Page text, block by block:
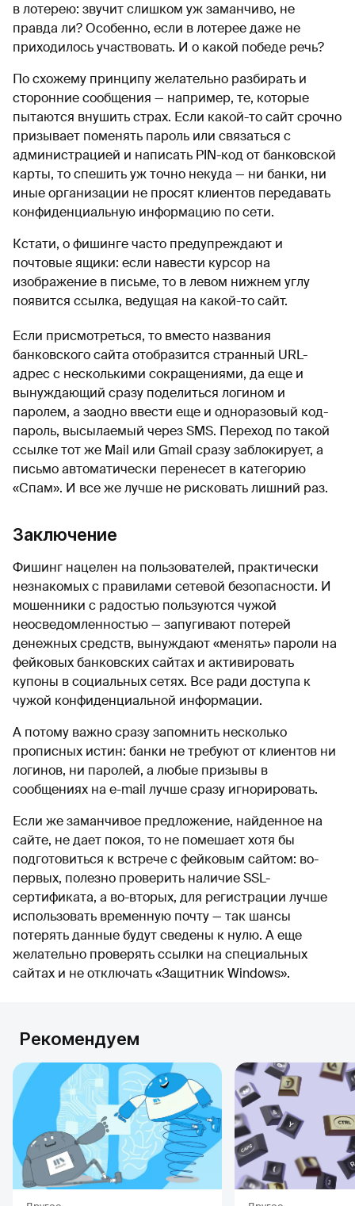
в лотерею: звучит слишком уж заманчиво, не
правда ли? Особенно, если в лотерее даже не
приходилось участвовать. И о какой победе речь?
По схожему принципу желательно разбирать и
сторонние сообщения — например, те, которые
пытаются внушить страх. Если какой-то сайт срочно
призывает поменять пароль или связаться с
администрацией и написать PIN-код от банковской
карты, то спешить уж точно некуда — ни банки, ни
иные организации не просят клиентов передавать
конфиденциальную информацию по сети.
Кстати, о фишинге часто предупреждают и
почтовые ящики: если навести курсор на
изображение в письме, то в левом нижнем углу
появится ссылка, ведущая на какой-то сайт.
Если присмотреться, то вместо названия
банковского сайта отобразится странный URL-
адрес с несколькими сокращениями, да еще и
вынуждающий сразу поделиться логином и
паролем, а заодно ввести еще и одноразовый код-
пароль, высылаемый через SMS. Переход по такой
ссылке тот же Mail или Gmail сразу заблокирует, а
письмо автоматически перенесет в категорию
«Спам». И все же лучше не рисковать лишний раз.
Заключение
Фишинг нацелен на пользователей, практически
незнакомых с правилами сетевой безопасности. И
мошенники с радостью пользуются чужой
неосведомленностью — запугивают потерей
денежных средств, вынуждают «менять» пароли на
фейковых банковских сайтах и активировать
купоны в социальных сетях. Все ради доступа к
чужой конфиденциальной информации.
А потому важно сразу запомнить несколько
прописных истин: банки не требуют от клиентов ни
логинов, ни паролей, а любые призывы в
сообщениях на e-mail лучше сразу игнорировать.
Если же заманчивое предложение, найденное на
сайте, не дает покоя, то не помешает хотя бы
подготовиться к встрече с фейковым сайтом: во-
первых, полезно проверить наличие SSL-
сертификата, а во-вторых, для регистрации лучше
использовать временную почту — так шансы
потерять данные будут сведены к нулю. А еще
желательно проверять ссылки на специальных
сайтах и не отключать «Защитник Windows».
Рекомендуем